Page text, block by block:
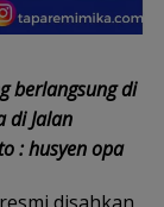
berlangsung di
di Jalan
: husyen opa
disahkan